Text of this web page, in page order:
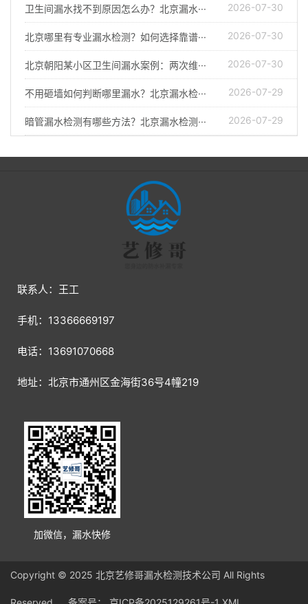
卫生间漏水找不到原因怎么办？北京漏水··· 2026-07-30
北京哪里有专业漏水检测？如何选择靠谱··· 2026-07-30
北京朝阳某小区卫生间漏水案例：两次维··· 2026-07-30
不用砸墙如何判断哪里漏水？北京漏水检··· 2026-07-29
暗管漏水检测有哪些方法？北京漏水检测··· 2026-07-29
联系人：王工
手机：13366669197
电话：13691070668
地址：北京市通州区金海街36号4幢219
加微信，漏水快修
Copyright © 2025 北京艺修哥漏水检测技术公司 All Rights